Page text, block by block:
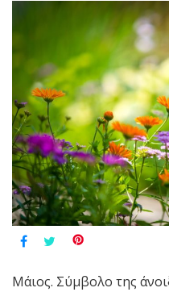
Μάιος. Σύμβολο της